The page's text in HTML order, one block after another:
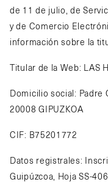
de 11 de julio, de
y de Comercio
información sobre la
Titular de la Web: LAS
Domicilio social: Padre
20008 GIPUZKOA
CIF: B75201772
Datos registrales:
Guipúzcoa, Hoja SS-